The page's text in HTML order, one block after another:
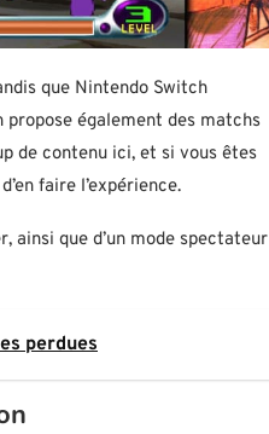
que Nintendo Switch
également des matchs
de contenu ici, et si vous êtes
faire l’expérience.
ainsi que d’un mode spectateur
perdues